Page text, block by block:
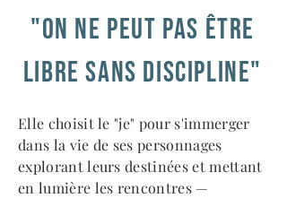
"On ne peut pas être
libre sans discipline"
​Elle choisit le "je" pour s'immerger
dans la vie de ses personnages
explorant leurs destinées et mettant
en lumière les rencontres —